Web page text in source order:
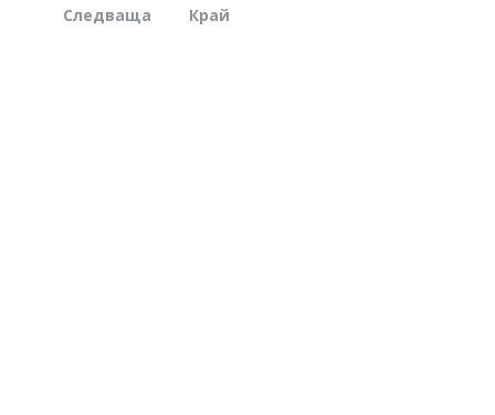
Следваща
Край